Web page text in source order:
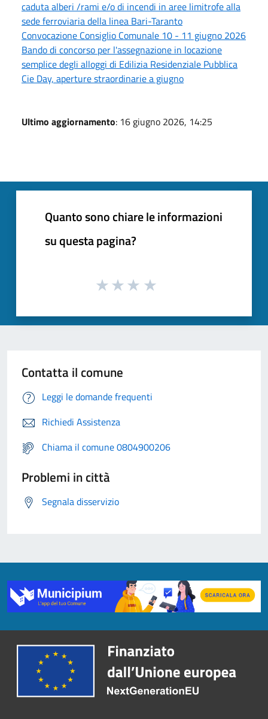
caduta alberi /rami e/o di incendi in aree limitrofe alla
sede ferroviaria della linea Bari-Taranto
Convocazione Consiglio Comunale 10 - 11 giugno 2026
Bando di concorso per l'assegnazione in locazione
semplice degli alloggi di Edilizia Residenziale Pubblica
Cie Day, aperture straordinarie a giugno
Ultimo aggiornamento: 16 giugno 2026, 14:25
Quanto sono chiare le informazioni
su questa pagina?
Contatta il comune
Leggi le domande frequenti
Richiedi Assistenza
Chiama il comune 0804900206
Problemi in città
Segnala disservizio